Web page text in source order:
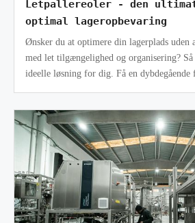
Letpallereoler - den
optimal lageropbevaring
Ønsker du at optimere din lagerplads uden
med let tilgængelighed og organisering?
ideelle løsning for dig. Få en dybdegående